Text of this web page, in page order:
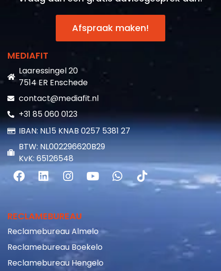
Laaressingel 20
7514 ER Enschede
contact@mediafit.nl
+31 85 060 0123
IBAN: NL15 KNAB 0257 5381 27
BTW: NL002296620B29
KvK: 65126548
Reclamebureau Almelo
Reclamebureau Boekelo
Reclamebureau Hengelo
Reclamebureau Lonneker